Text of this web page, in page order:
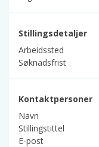
Stillingsdetaljer
Arbeidssted
Søknadsfrist
Kontaktpersoner
Navn
Stillingstittel
E-post